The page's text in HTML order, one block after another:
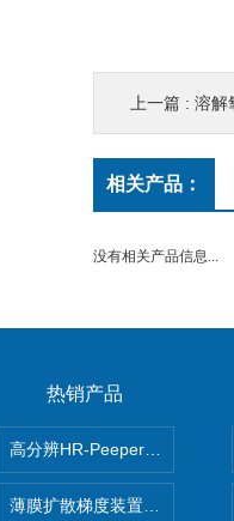
上一篇 : 溶解
相关产品：
没有相关产品信息...
热销产品
高分辨HR-Peeper采样器孔隙
薄膜扩散梯度装置 Agl DGT